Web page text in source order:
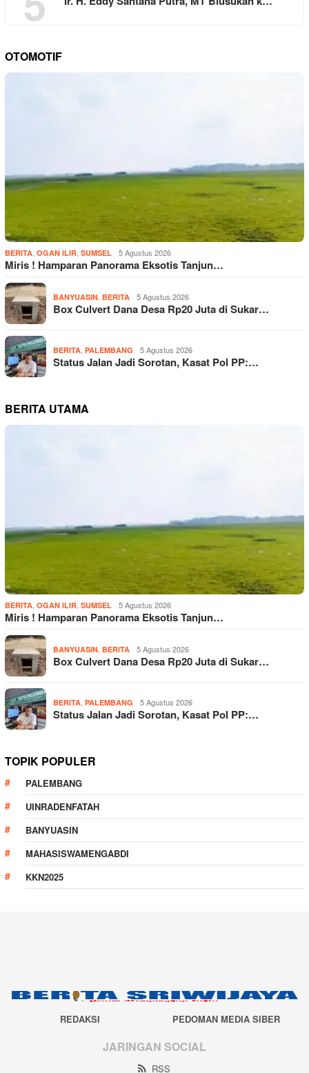
OTOMOTIF
BERITA OGAN ILIR SUMSEL 5 Agustus 2026
Miris ! Hamparan Panorama Eksotis Tanjun…
BANYUASIN BERITA 5 Agustus 2026
Box Culvert Dana Desa Rp20 Juta di Sukar…
BERITA PALEMBANG 5 Agustus 2026
Status Jalan Jadi Sorotan, Kasat Pol PP:…
BERITA UTAMA
BERITA OGAN ILIR SUMSEL 5 Agustus 2026
Miris ! Hamparan Panorama Eksotis Tanjun…
BANYUASIN BERITA 5 Agustus 2026
Box Culvert Dana Desa Rp20 Juta di Sukar…
BERITA PALEMBANG 5 Agustus 2026
Status Jalan Jadi Sorotan, Kasat Pol PP:…
TOPIK POPULER
PALEMBANG
UINRADENFATAH
BANYUASIN
MAHASISWAMENGABDI
KKN2025
REDAKSI PEDOMAN MEDIA SIBER
JARINGAN SOCIAL
RSS